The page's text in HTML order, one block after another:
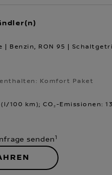
| Benzin, RON 95 |
Komfort Paket
100 km); CO₂-Emissionen:
senden1